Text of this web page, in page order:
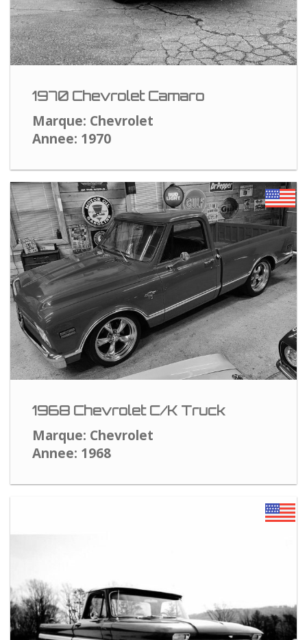
1970 Chevrolet Camaro
Marque: Chevrolet
Annee: 1970
1968 Chevrolet C/K Truck
Marque: Chevrolet
Annee: 1968